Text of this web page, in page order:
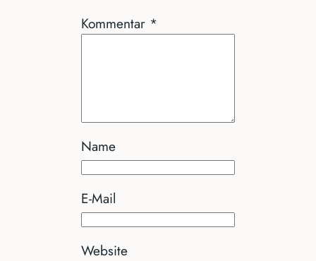
Kommentar *
Name
E-Mail
Website